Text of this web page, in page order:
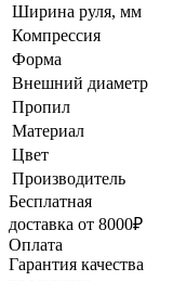
Ширина руля, мм
Компрессия
Форма
Внешний диаметр
Пропил
Материал
Цвет
Производитель
Бесплатная
доставка от 8000₽
Оплата
Гарантия качества